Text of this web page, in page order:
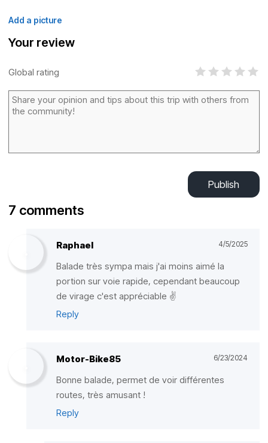
Add a picture
Your review
Global rating
Publish
7 comments
Raphael 4/5/2025
Balade très sympa mais j'ai moins aimé la
portion sur voie rapide, cependant beaucoup
de virage c'est appréciable ✌️
Reply
Motor-Bike85 6/23/2024
Bonne balade, permet de voir différentes
routes, très amusant !
Reply